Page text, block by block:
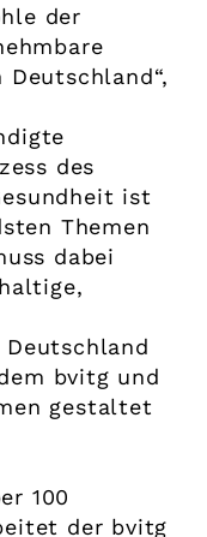
der
des
ist
Themen
dabei
Deutschland
bvitg und
gestaltet
100
der bvitg